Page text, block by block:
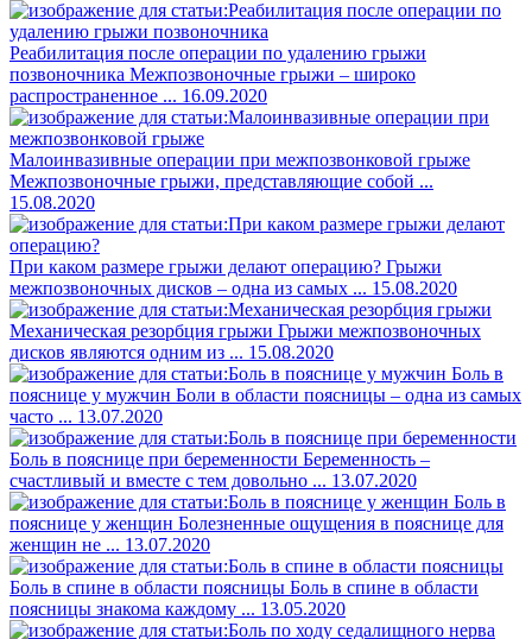
Реабилитация после операции по удалению грыжи
позвоночника Межпозвоночные грыжи – широко
распространенное ... 16.09.2020
Малоинвазивные операции при межпозвонковой грыже
Межпозвоночные грыжи, представляющие собой ...
15.08.2020
При каком размере грыжи делают операцию? Грыжи
межпозвоночных дисков – одна из самых ... 15.08.2020
Механическая резорбция грыжи Грыжи межпозвоночных
дисков являются одним из ... 15.08.2020
Боль в
пояснице у мужчин Боли в области поясницы – одна из самых
часто ... 13.07.2020
Боль в пояснице при беременности Беременность –
счастливый и вместе с тем довольно ... 13.07.2020
Боль в
пояснице у женщин Болезненные ощущения в пояснице для
женщин не ... 13.07.2020
Боль в спине в области поясницы Боль в спине в области
поясницы знакома каждому ... 13.05.2020